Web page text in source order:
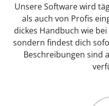
Unsere Software wird
als auch von Profis
dickes Handbuch wie
sondern findest dich
Beschreibungen sind